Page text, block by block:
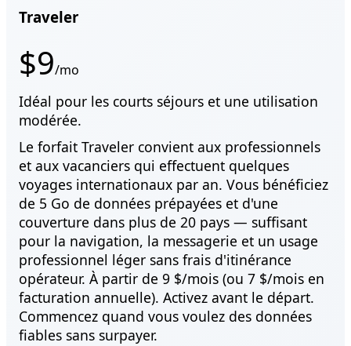
Traveler
$9/mo
Idéal pour les courts séjours et une utilisation
modérée.
Le forfait Traveler convient aux professionnels
et aux vacanciers qui effectuent quelques
voyages internationaux par an. Vous bénéficiez
de 5 Go de données prépayées et d'une
couverture dans plus de 20 pays — suffisant
pour la navigation, la messagerie et un usage
professionnel léger sans frais d'itinérance
opérateur. À partir de 9 $/mois (ou 7 $/mois en
facturation annuelle). Activez avant le départ.
Commencez quand vous voulez des données
fiables sans surpayer.